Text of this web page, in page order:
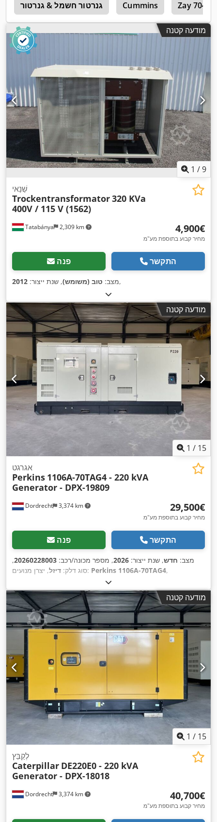
גנרטור חשמל & גנרטור Cummins Zay 7045
מודעה קטנה
1 /9
Tatabánya 2,309 km
שַׁנַאי
Trockentransformator320 KVa
400V / 115 V (1562)
‏4,900 ‏€
מחיר קבוע בתוספת מע"מ
פנה התקשר
מצב: טוב (משומש), שנת ייצור: 2012 ,
מודעה קטנה
1 / 15
Dordrecht 3,374 km
אגרגט
Perkins 1106A-70TAG4 - 220 kVA
Generator - DPX-19809
‏29,500 ‏€
מחיר קבוע בתוספת מע"מ
פנה התקשר
מצב: חדש, שנת ייצור: 2026, מספר מכונה/רכב: 20260228003
,
סוג דלק: דיזל , יצרן מנועים: Perkins 1106A-70TAG4,
מודעה קטנה
1 / 15
Dordrecht 3,374 km
לְקַבֵּץ
Caterpillar DE220E0 - 220 kVA
Generator - DPX-18018
‏40,700 ‏€
מחיר קבוע בתוספת מע"מ